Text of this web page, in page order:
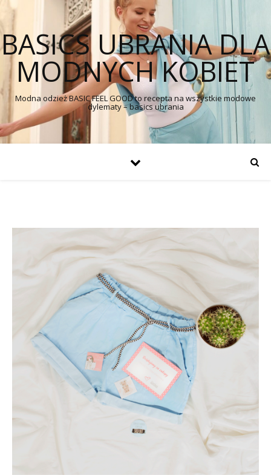
BASICS UBRANIA DLA
MODNYCH KOBIET
Modna odzież BASIC FEEL GOOD to recepta na wszystkie modowe
dylematy – basics ubrania